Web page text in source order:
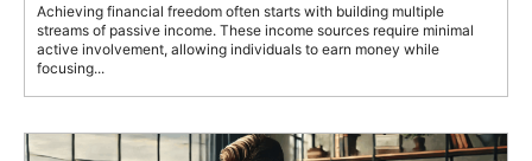
Achieving financial freedom often starts with building multiple
streams of passive income. These income sources require minimal
active involvement, allowing individuals to earn money while
focusing...